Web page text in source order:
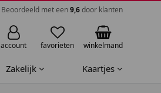
Beoordeeld met een9,6door klanten
account favorieten winkelmand
Zakelijk Kaartjes